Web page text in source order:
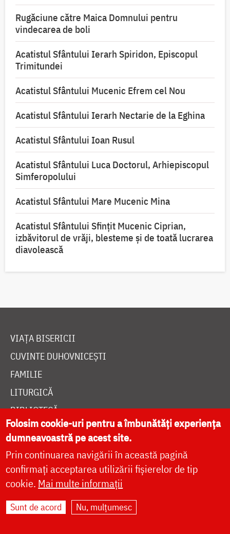
Rugăciune către Maica Domnului pentru
vindecarea de boli
Acatistul Sfântului Ierarh Spiridon, Episcopul
Trimitundei
Acatistul Sfântului Mucenic Efrem cel Nou
Acatistul Sfântului Ierarh Nectarie de la Eghina
Acatistul Sfântului Ioan Rusul
Acatistul Sfântului Luca Doctorul, Arhiepiscopul
Simferopolului
Acatistul Sfântului Mare Mucenic Mina
Acatistul Sfântului Sfințit Mucenic Ciprian,
izbăvitorul de vrăji, blesteme și de toată lucrarea
diavolească
VIAȚA BISERICII
CUVINTE DUHOVNICEȘTI
FAMILIE
LITURGICĂ
BIBLIOTECĂ
ÎNTREABĂ PREOTUL
ȘTIRI
HRAMUL SFINTEI CUVIOASE PARASCHEVA
Folosim cookie-uri pentru a îmbunătăți experiența
dumneavoastră pe acest site.
Prin continuarea navigării în această pagină
confirmați acceptarea utilizării fișierelor de tip
cookie. Mai multe informații
Sunt de acord Nu, mulțumesc